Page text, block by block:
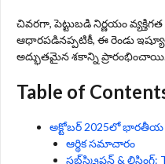
చివరగా, పెట్టుబడి నిర్ణయం
ఆధారపడినప్పటికీ, ఈ రెండు
అద్భుతమైన శకాన్ని
Table of
అక్టోబర్ 2025లో
ఆర్థిక సమాచారం
సబ్‌స్క్రిప్షన్ & లిస్టింగ్: